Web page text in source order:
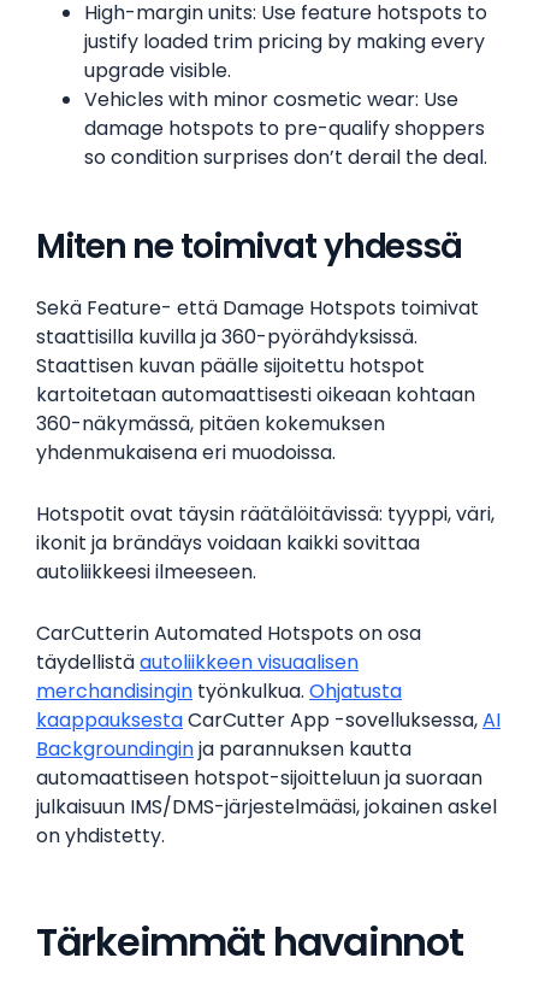
High-margin units: Use feature hotspots to
justify loaded trim pricing by making every
upgrade visible.
Vehicles with minor cosmetic wear: Use
damage hotspots to pre-qualify shoppers
so condition surprises don’t derail the deal.
Miten ne toimivat yhdessä
Sekä Feature- että Damage Hotspots toimivat
staattisilla kuvilla ja 360-pyörähdyksissä.
Staattisen kuvan päälle sijoitettu hotspot
kartoitetaan automaattisesti oikeaan kohtaan
360-näkymässä, pitäen kokemuksen
yhdenmukaisena eri muodoissa.
Hotspotit ovat täysin räätälöitävissä: tyyppi, väri,
ikonit ja brändäys voidaan kaikki sovittaa
autoliikkeesi ilmeeseen.
CarCutterin Automated Hotspots on osa
täydellistäautoliikkeen visuaalisen
merchandisingin työnkulkua. Ohjatusta
kaappauksestaCarCutter App -sovelluksessa,AI
Backgroundinginja parannuksen kautta
automaattiseen hotspot-sijoitteluun ja suoraan
julkaisuun IMS/DMS-järjestelmääsi, jokainen askel
on yhdistetty.
Tärkeimmät havainnot